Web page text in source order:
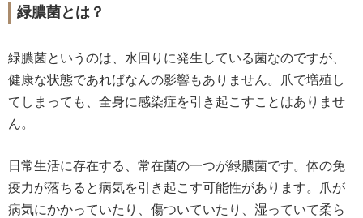
緑膿菌とは？
緑膿菌というのは、水回りに発生している菌なのですが、
健康な状態であればなんの影響もありません。爪で増殖し
てしまっても、全身に感染症を引き起こすことはありませ
ん。
日常生活に存在する、常在菌の一つが緑膿菌です。体の免
疫力が落ちると病気を引き起こす可能性があります。爪が
病気にかかっていたり、傷ついていたり、湿っていて柔ら